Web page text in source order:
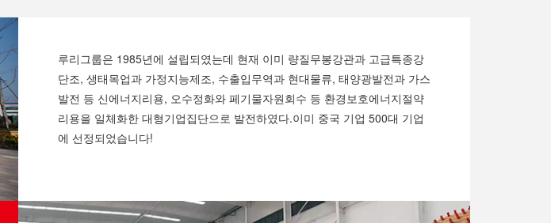
루리그룹은 1985년에 설립되였는데 현재 이미 량질무봉강관과 고급특종강
단조, 생태목업과 가정지능제조, 수출입무역과 현대물류, 태양광발전과 가스
발전 등 신에너지리용, 오수정화와 페기물자원회수 등 환경보호에너지절약
리용을 일체화한 대형기업집단으로 발전하였다.이미 중국 기업 500대 기업
에 선정되었습니다!